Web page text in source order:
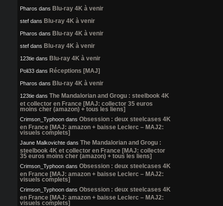
Pharos dans Blu-ray 4K à venir
stef dans Blu-ray 4K à venir
Pharos dans Blu-ray 4K à venir
stef dans Blu-ray 4K à venir
123tie dans Blu-ray 4K à venir
Poli33 dans Réceptions [MAJ]
Pharos dans Blu-ray 4K à venir
123tie dans The Mandalorian and Grogu : steelbook 4K
et collector en France [MAJ: collector 35 euros
moins cher (amazon) + tous les liens]
Crimson_Typhoon dans Obsession : deux steelcases 4K
en France [MAJ: amazon + baisse Leclerc – MAJ2:
visuels complets]
Jaune Malkovichte dans The Mandalorian and Grogu :
steelbook 4K et collector en France [MAJ: collector
35 euros moins cher (amazon) + tous les liens]
Crimson_Typhoon dans Obsession : deux steelcases 4K
en France [MAJ: amazon + baisse Leclerc – MAJ2:
visuels complets]
Crimson_Typhoon dans Obsession : deux steelcases 4K
en France [MAJ: amazon + baisse Leclerc – MAJ2:
visuels complets]